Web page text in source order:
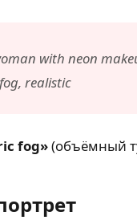
with neon
realistic
fog»(объёмный